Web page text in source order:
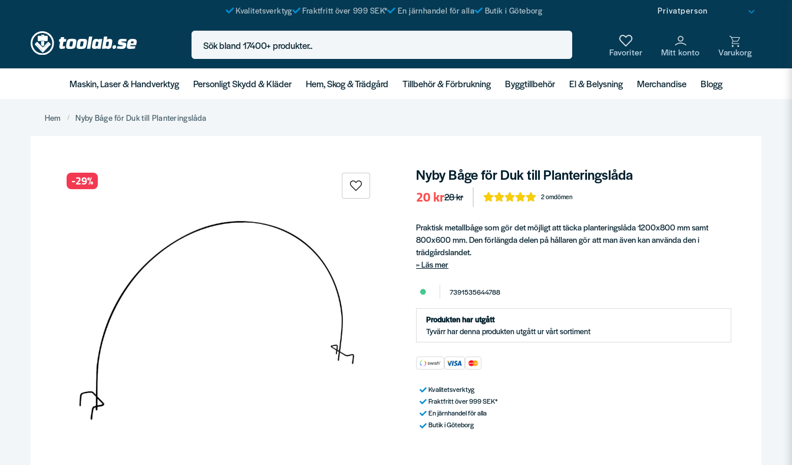
Kvalitetsverktyg Fraktfritt över 999 SEK* En järnhandel för alla Butik i Göteborg
Sök bland 17400+ produkter..
Maskin, Laser & Handverktyg Personligt Skydd & Kläder Hem, Skog & Trädgård Tillbehör & Förbrukning Byggtillbehör El & Belysning Merchandise Blogg
Hem Nyby Båge för Duk till Planteringslåda
-29% Nyby Båge för Duk till Planteringslåda
28 kr
20 kr 2 omdömen
Praktisk metallbåge som gör det möjligt att täcka planteringslåda 1200x800 mm samt
800x600 mm. Den förlängda delen på hållaren gör att man även kan använda den i
trädgårdslandet.
Läs mer
7391535644788
Produkten har utgått
Tyvärr har denna produkten utgått ur vårt sortiment
Kvalitetsverktyg
Fraktfritt över 999 SEK*
En järnhandel för alla
Butik i Göteborg